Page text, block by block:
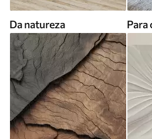
Da natureza Para